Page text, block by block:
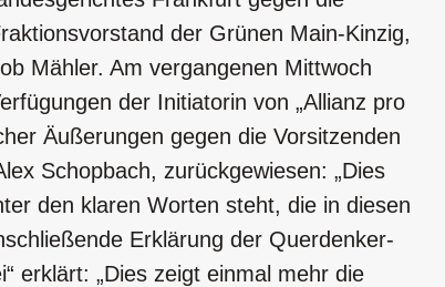
der Grünen Main-Kinzig,
Mähler. Am vergangenen Mittwoch
der Initiatorin von „Allianz pro
Äußerungen gegen die Vorsitzenden
Schopbach, zurückgewiesen: „Dies
den klaren Worten steht, die in diesen
Erklärung der Querdenker-
erklärt: „Dies zeigt einmal mehr die